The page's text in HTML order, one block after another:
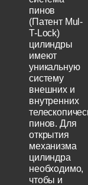
пинов
(Патент Mul-
T-Lock)
цилиндры
имеют
уникальную
систему
внешних и
внутренних
пинов. Для
открытия
механизма
цилиндра
необходимо,
чтобы и